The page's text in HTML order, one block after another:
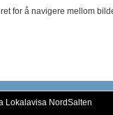
for å navigere mellom
Lokalavisa NordSalten